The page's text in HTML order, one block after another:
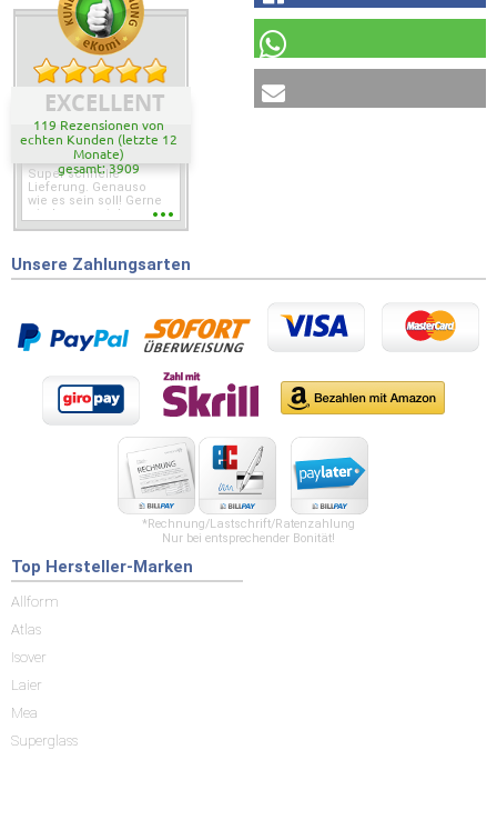
EXCELLENT
119 Rezensionen von
echten Kunden (letzte 12
Monate)
gesamt: 3909
Super schnelle
Lieferung. Genauso
wie es sein soll! Gerne
wieder wenn ich was
Unsere Zahlungsarten
*Rechnung/Lastschrift/Ratenzahlung
Nur bei entsprechender Bonität!
Top Hersteller-Marken
Allform
Atlas
Isover
Laier
Mea
Superglass